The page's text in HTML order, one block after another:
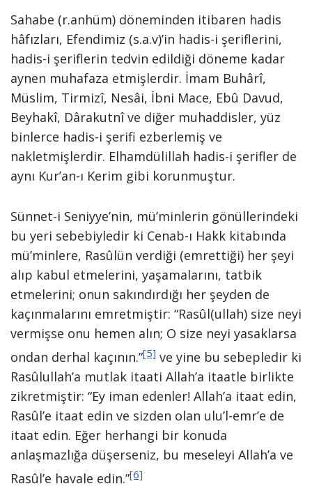
Sahabe (r.anhüm) döneminden itibaren hadis
hâfızları, Efendimiz (s.a.v)’in hadis-i şeriflerini,
hadis-i şeriflerin tedvin edildiği döneme kadar
aynen muhafaza etmişlerdir. İmam Buhârî,
Müslim, Tirmizî, Nesâi, İbni Mace, Ebû Davud,
Beyhakî, Dârakutnî ve diğer muhaddisler, yüz
binlerce hadis-i şerifi ezberlemiş ve
nakletmişlerdir. Elhamdülillah hadis-i şerifler de
aynı Kur’an-ı Kerim gibi korunmuştur.
Sünnet-i Seniyye’nin, mü’minlerin gönüllerindeki
bu yeri sebebiyledir ki Cenab-ı Hakk kitabında
mü’minlere, Rasûlün verdiği (emrettiği) her şeyi
alıp kabul etmelerini, yaşamalarını, tatbik
etmelerini; onun sakındırdığı her şeyden de
kaçınmalarını emretmiştir: “Rasûl(ullah) size neyi
vermişse onu hemen alın; O size neyi yasaklarsa
ondan derhal kaçının.”[5] ve yine bu sebepledir ki
Rasûlullah’a mutlak itaati Allah’a itaatle birlikte
zikretmiştir: “Ey iman edenler! Allah’a itaat edin,
Rasûl’e itaat edin ve sizden olan ulu’l-emr’e de
itaat edin. Eğer herhangi bir konuda
anlaşmazlığa düşerseniz, bu meseleyi Allah’a ve
Rasûl’e havale edin.”[6]